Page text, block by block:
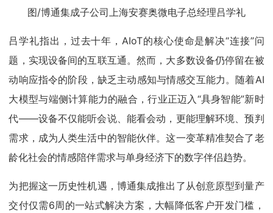
图/博通集成子公司上海安赛奥微电子总经理吕学礼
吕学礼指出，过去十年，AIoT的核心使命是解决“连接”问
题，实现设备间的互联互通。然而，大多数设备仍停留在被
动响应指令的阶段，缺乏主动感知与情感交互能力。随着AI
大模型与端侧计算能力的融合，行业正迈入“具身智能”新时
代——设备不仅能听会说、能看会动，更能理解环境、预判
需求，成为人类生活中的智能伙伴。这一变革精准契合了老
龄化社会的情感陪伴需求与单身经济下的数字伴侣趋势。
为把握这一历史性机遇，博通集成推出了从创意原型到量产
交付仅需6周的一站式解决方案，大幅降低客户开发门槛，